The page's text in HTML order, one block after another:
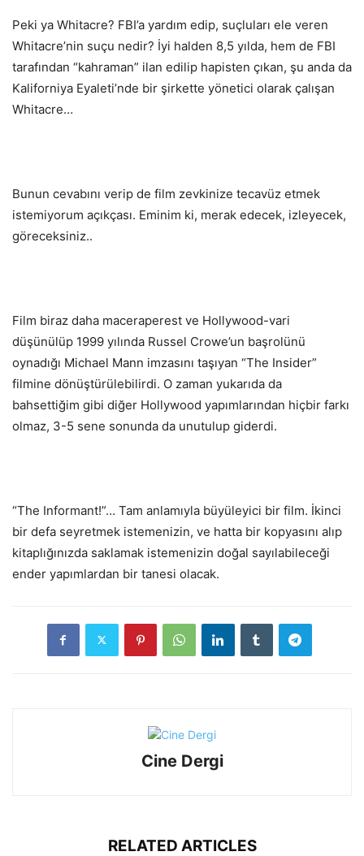
Peki ya Whitacre? FBI’a yardım edip, suçluları ele veren
Whitacre’nin suçu nedir? İyi halden 8,5 yılda, hem de FBI
tarafından “kahraman” ilan edilip hapisten çıkan, şu anda da
Kaliforniya Eyaleti’nde bir şirkette yönetici olarak çalışan
Whitacre…
Bunun cevabını verip de film zevkinize tecavüz etmek
istemiyorum açıkçası. Eminim ki, merak edecek, izleyecek,
göreceksiniz..
Film biraz daha maceraperest ve Hollywood-vari
düşünülüp 1999 yılında Russel Crowe’un başrolünü
oynadığı Michael Mann imzasını taşıyan “The Insider”
filmine dönüştürülebilirdi. O zaman yukarıda da
bahsettiğim gibi diğer Hollywood yapımlarından hiçbir farkı
olmaz, 3-5 sene sonunda da unutulup giderdi.
“The Informant!”… Tam anlamıyla büyüleyici bir film. İkinci
bir defa seyretmek istemenizin, ve hatta bir kopyasını alıp
kitaplığınızda saklamak istemenizin doğal sayılabileceği
ender yapımlardan bir tanesi olacak.
Cine Dergi
RELATED ARTICLES